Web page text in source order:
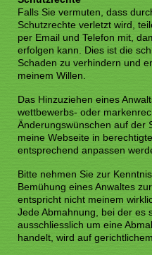
Falls Sie vermuten, dass
Schutzrechte verletzt wird,
per Email und Telefon mit,
erfolgen kann. Dies ist die
Schaden zu verhindern und
meinem Willen.
Das Hinzuziehen eines
wettbewerbs- oder
Änderungswünschen auf der
meine Webseite in
entsprechend anpassen
Bitte nehmen Sie zur
Bemühung eines Anwaltes
entspricht nicht meinem
Jede Abmahnung, bei der es
ausschliesslich um eine
handelt, wird auf